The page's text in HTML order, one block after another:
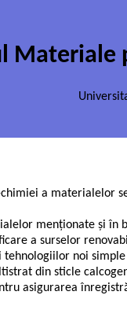
Materiale
a materialelor
menționate și
a surselor
noi
din sticle
asigurarea